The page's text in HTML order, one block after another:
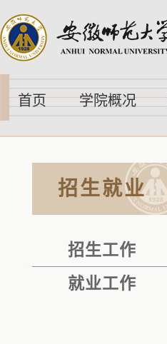
首页 学院概况
招生就业
招生工作
就业工作